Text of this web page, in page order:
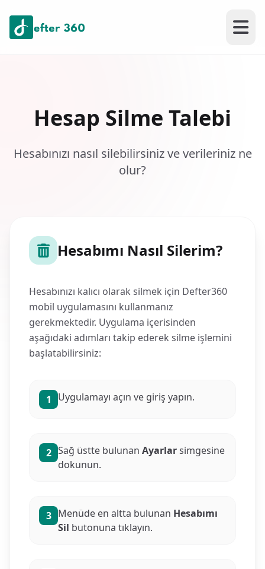
Hesap Silme Talebi
Hesabınızı nasıl silebilirsiniz ve verileriniz ne
olur?
Hesabımı Nasıl Silerim?
Hesabınızı kalıcı olarak silmek için Defter360
mobil uygulamasını kullanmanız
gerekmektedir. Uygulama içerisinden
aşağıdaki adımları takip ederek silme işlemini
başlatabilirsiniz:
1 Uygulamayı açın ve giriş yapın.
2 Sağ üstte bulunan Ayarlarsimgesine
dokunun.
3 Menüde en altta bulunan Hesabımı
Sil butonuna tıklayın.